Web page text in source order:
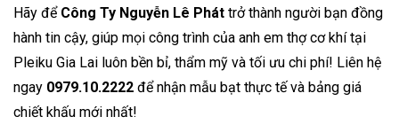
Hãy để Công Ty Nguyễn Lê Phát trở thành người bạn đồng
hành tin cậy, giúp mọi công trình của anh em thợ cơ khí tại
Pleiku Gia Lai luôn bền bỉ, thẩm mỹ và tối ưu chi phí! Liên hệ
ngay 0979.10.2222 để nhận mẫu bạt thực tế và bảng giá
chiết khấu mới nhất!